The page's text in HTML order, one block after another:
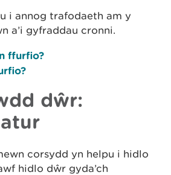
i annog trafodaeth am y
a’i gyfraddau cronni.
ffurfio?
dŵr:
corsydd yn helpu i hidlo
hidlo dŵr gyda’ch